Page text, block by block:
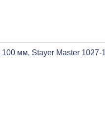
мм, Stayer Master 1027-